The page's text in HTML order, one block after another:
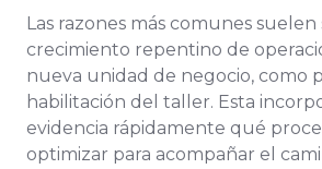
Las razones más comunes
crecimiento repentino de
nueva unidad de negocio, como
habilitación del taller. Esta
evidencia rápidamente qué
optimizar para acompañar el